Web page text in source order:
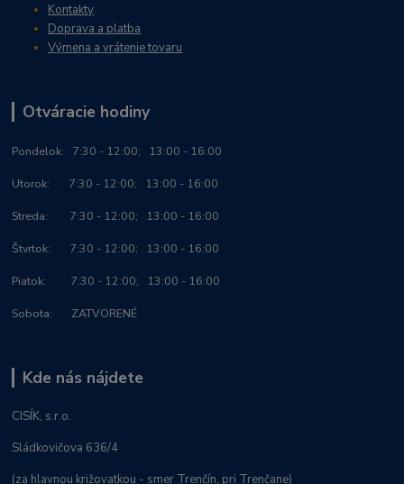
Kontakty
Doprava a platba
Výmena a vrátenie tovaru
Otváracie hodiny
Pondelok: 7:30 - 12:00; 13:00 - 16:00
Utorok: 7:30 - 12:00; 13:00 - 16:00
Streda: 7:30 - 12:00; 13:00 - 16:00
Štvrtok: 7:30 - 12:00; 13:00 - 16:00
Piatok: 7:30 - 12:00; 13:00 - 16:00
Sobota: ZATVORENÉ
Kde nás nájdete
CISÍK, s.r.o.
Sládkovičova 636/4
(za hlavnou križovatkou - smer Trenčín, pri Trenčane)